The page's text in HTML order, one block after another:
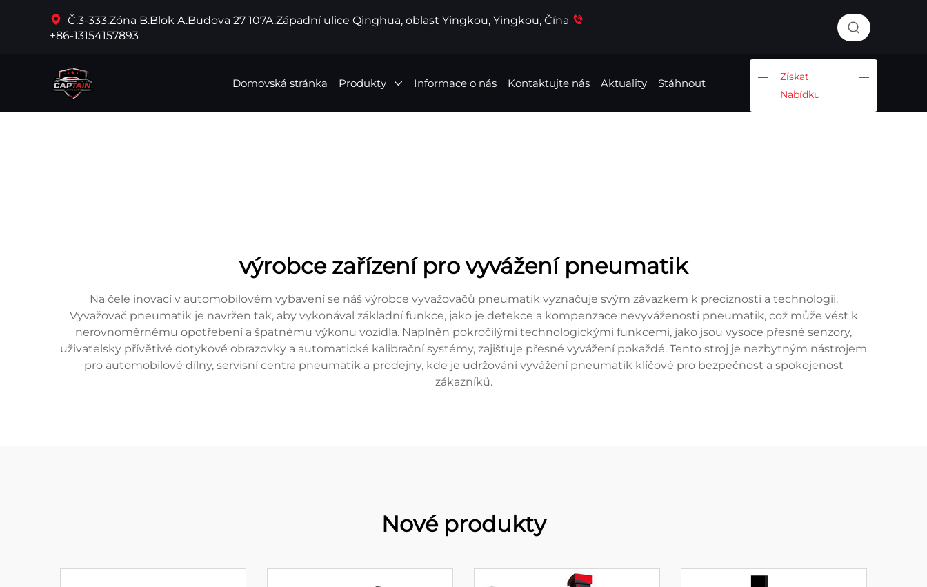
Č.3-333.Zóna B.Blok A.Budova 27 107A.Západní ulice Qinghua, oblast Yingkou, Yingkou, Čína
+86-13154157893
Domovská stránka Produkty Informace o nás Kontaktujte nás Aktuality Stáhnout
Získat
Nabídku
výrobce zařízení pro vyvážení pneumatik
Na čele inovací v automobilovém vybavení se náš výrobce vyvažovačů pneumatik vyznačuje svým závazkem k preciznosti a technologii.
Vyvažovač pneumatik je navržen tak, aby vykonával základní funkce, jako je detekce a kompenzace nevyváženosti pneumatik, což může vést k
nerovnoměrnému opotřebení a špatnému výkonu vozidla. Naplněn pokročilými technologickými funkcemi, jako jsou vysoce přesné senzory,
uživatelsky přívětivé dotykové obrazovky a automatické kalibrační systémy, zajišťuje přesné vyvážení pokaždé. Tento stroj je nezbytným nástrojem
pro automobilové dílny, servisní centra pneumatik a prodejny, kde je udržování vyvážení pneumatik klíčové pro bezpečnost a spokojenost
zákazníků.
Nové produkty